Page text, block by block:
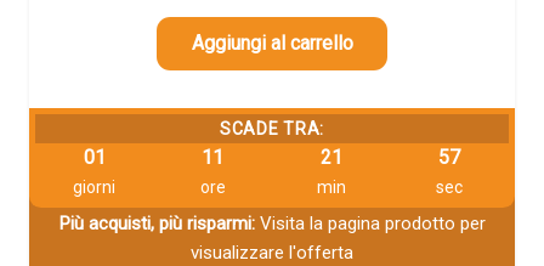
Aggiungi al carrello
SCADE TRA:
01
giorni
11
ore
21
min
56
sec
Più acquisti, più risparmi:Visita la pagina prodotto per
visualizzare l'offerta